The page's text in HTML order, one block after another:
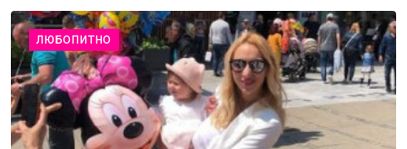
ЛЮБОПИТНО